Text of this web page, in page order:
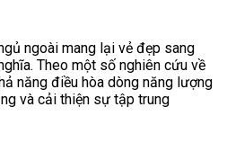
ngoài mang lại vẻ đẹp sang
Theo một số nghiên cứu về
năng điều hòa dòng năng lượng
và cải thiện sự tập trung